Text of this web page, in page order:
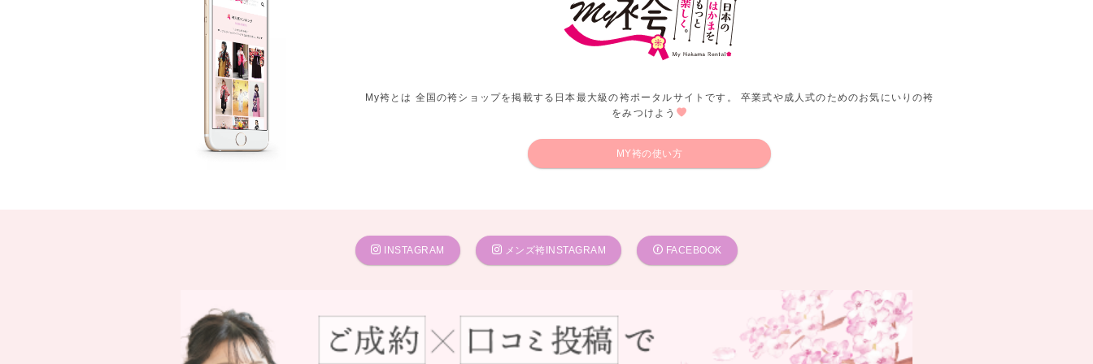
My袴とは 全国の袴ショップを掲載する日本最大級の袴ポータルサイトです。 卒業式や成人式のためのお気にいりの袴
をみつけよう
MY袴の使い方
INSTAGRAM メンズ袴INSTAGRAM FACEBOOK